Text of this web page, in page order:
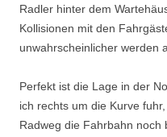
Radler hinter dem
Kollisionen mit den
unwahrscheinlicher werden
Perfekt ist die Lage in der
ich rechts um die Kurve
Radweg die Fahrbahn noch